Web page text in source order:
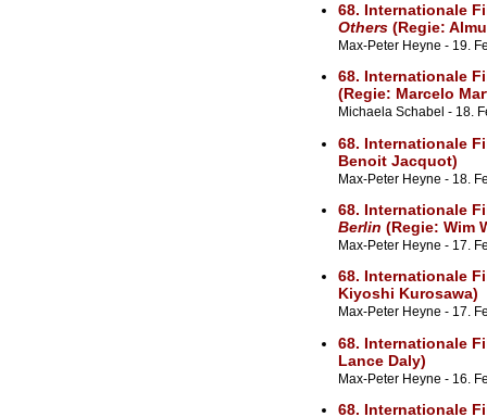
68. Internationale
Others(Regie:
Max-Peter Heyne - 19.
68. Internationale
(Regie: Marcelo
Michaela Schabel - 18.
68. Internationale
Benoit Jacquot)
Max-Peter Heyne - 18.
68. Internationale
Berlin (Regie: Wim
Max-Peter Heyne - 17.
68. Internationale
Kiyoshi Kurosawa)
Max-Peter Heyne - 17.
68. Internationale
Lance Daly)
Max-Peter Heyne - 16.
68. Internationale